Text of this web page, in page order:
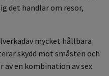
det handlar om resor,
mycket hållbara
skydd mot småsten och
av en kombination av sex